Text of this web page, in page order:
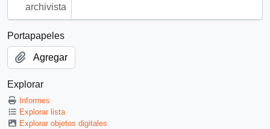
archivista
Portapapeles
Agregar
Explorar
Informes
Explorar lista
Explorar objetos digitales